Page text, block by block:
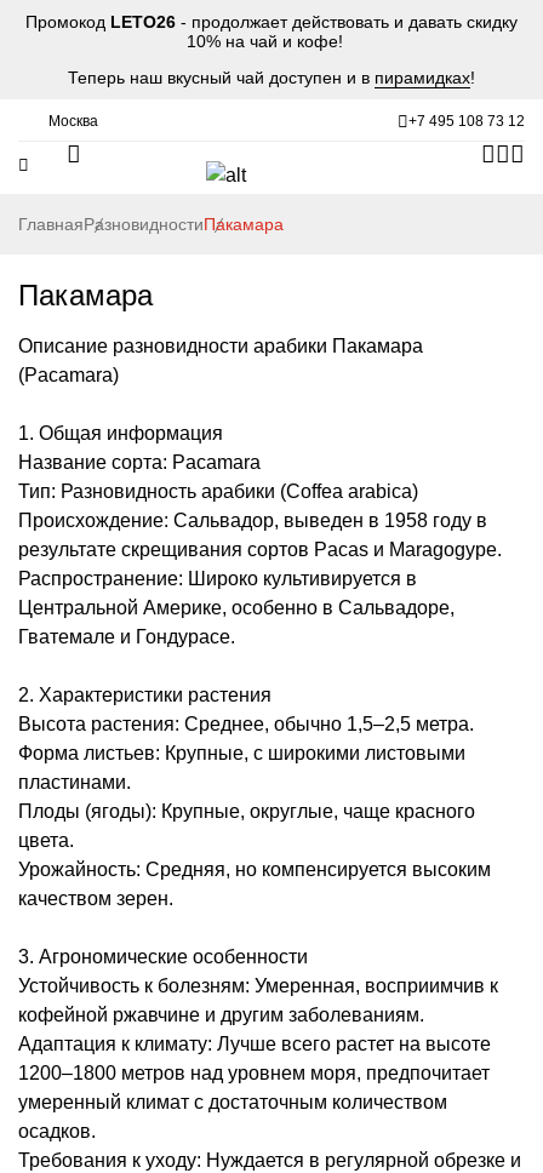
Промокод LETO26 - продолжает действовать и давать скидку
10% на чай и кофе!
Теперь наш вкусный чай доступен и в пирамидках!
+7 495 108 73 12
Москва
ГлавнаяРазновидностиПакамара
Пакамара
Описание разновидности арабики Пакамара
(Pacamara)
1. Общая информация
Название сорта: Pacamara
Тип: Разновидность арабики (Coffea arabica)
Происхождение: Сальвадор, выведен в 1958 году в
результате скрещивания сортов Pacas и Maragogype.
Распространение: Широко культивируется в
Центральной Америке, особенно в Сальвадоре,
Гватемале и Гондурасе.
2. Характеристики растения
Высота растения: Среднее, обычно 1,5–2,5 метра.
Форма листьев: Крупные, с широкими листовыми
пластинами.
Плоды (ягоды): Крупные, округлые, чаще красного
цвета.
Урожайность: Средняя, но компенсируется высоким
качеством зерен.
3. Агрономические особенности
Устойчивость к болезням: Умеренная, восприимчив к
кофейной ржавчине и другим заболеваниям.
Адаптация к климату: Лучше всего растет на высоте
1200–1800 метров над уровнем моря, предпочитает
умеренный климат с достаточным количеством
осадков.
Требования к уходу: Нуждается в регулярной обрезке и